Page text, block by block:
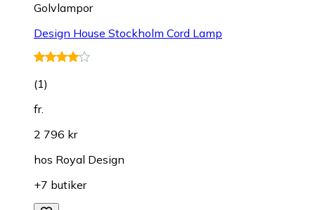
Golvlampor
Design House Stockholm Cord Lamp
(1)
fr.
2 796 kr
hos Royal Design
+7 butiker